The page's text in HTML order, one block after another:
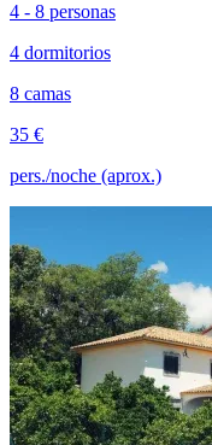
4 - 8 personas
4 dormitorios
8 camas
35 €
pers./noche (aprox.)